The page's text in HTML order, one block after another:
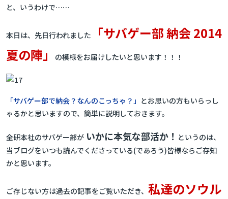
と、いうわけで……
本日は、先日行われました
「サバゲー部 納会 2014
夏の陣」
の模様をお届けしたいと思います！！！
「サバゲー部で納会？なんのこっちゃ？」 とお思いの方もいらっし
ゃるかと思いますので、簡単に説明しておきます。
全研本社のサバゲー部が いかに本気な部活か！ というのは、
当ブログをいつも読んでくださっている(であろう)皆様ならご存知
かと思います。
ご存じない方は過去の記事をご覧いただき、 私達のソウル